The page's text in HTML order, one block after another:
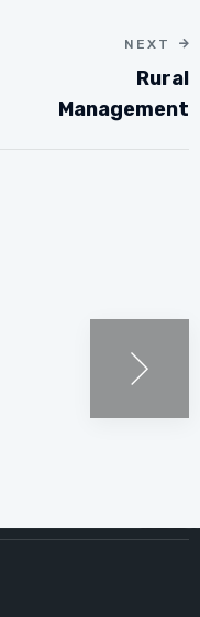
NEXT
Rural
Management